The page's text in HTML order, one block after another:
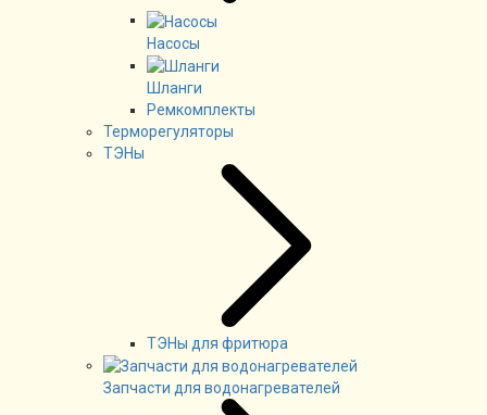
Насосы
Шланги
Ремкомплекты
Терморегуляторы
ТЭНы
ТЭНы для фритюра
Запчасти для водонагревателей